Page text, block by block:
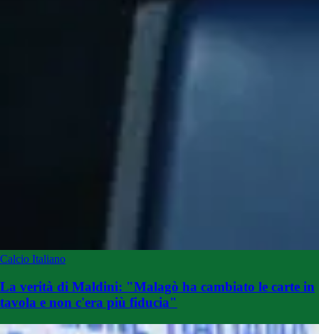
Calcio Italiano
La verità di Maldini: "Malagò ha cambiato le carte in
tavola e non c'era più fiducia"